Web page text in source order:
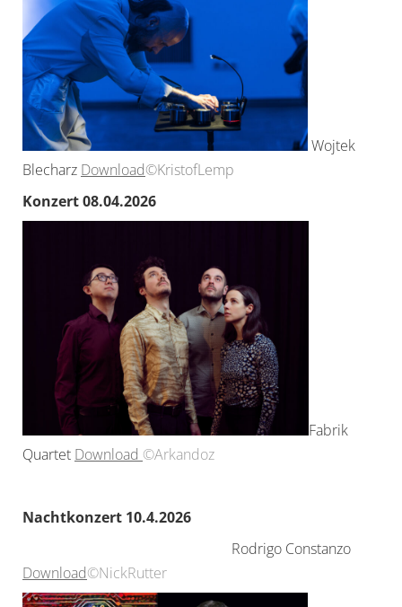
Wojtek
Blecharz Download©KristofLemp
Konzert 08.04.2026
Fabrik
Quartet Download ©Arkandoz
Nachtkonzert 10.4.2026
Rodrigo Constanzo
Download©NickRutter